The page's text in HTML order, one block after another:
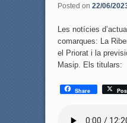
Posted on 22/06/
Les notícies
comarques: La
el Priorat i la
Masip. Els titulars:
Share